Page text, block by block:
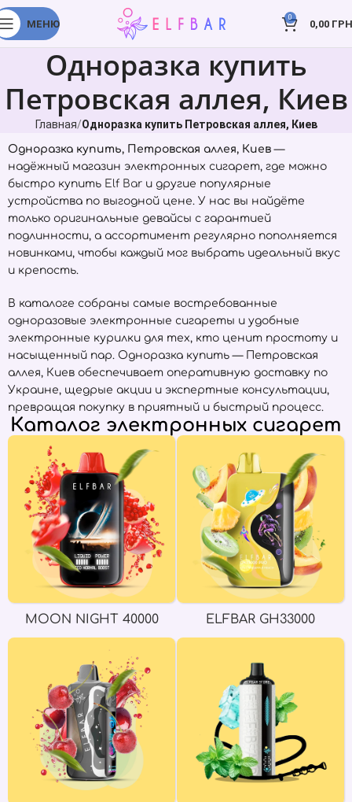
МЕНЮ
0
0,00
Одноразка купить
Петровская аллея, Киев
Главная Одноразка купить Петровская аллея, Киев
Одноразка купить, Петровская аллея, Киев —
надёжный магазин электронных сигарет, где можно
быстро купить Elf Bar и другие популярные
устройства по выгодной цене. У нас вы найдёте
только оригинальные девайсы с гарантией
подлинности, а ассортимент регулярно пополняется
новинками, чтобы каждый мог выбрать идеальный вкус
и крепость.
В каталоге собраны самые востребованные
одноразовые электронные сигареты и удобные
электронные курилки для тех, кто ценит простоту и
насыщенный пар. Одноразка купить — Петровская
аллея, Киев обеспечивает оперативную доставку по
Украине, щедрые акции и экспертные консультации,
превращая покупку в приятный и быстрый процесс.
Каталог электронных сигарет
MOON NIGHT 40000 ELFBAR GH33000